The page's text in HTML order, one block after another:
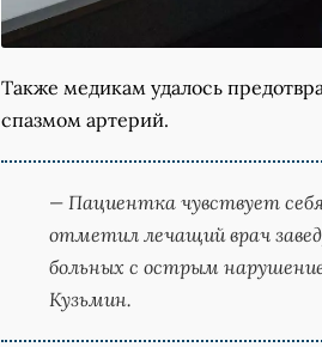
Также медикам удалось
спазмом артерий.
— Пациентка чувствует
отметил лечащий врач
больных с острым
Кузьмин.